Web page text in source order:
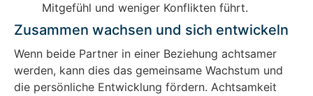
Mitgefühl und weniger Konflikten führt.
Zusammen wachsen und sich entwickeln
Wenn beide Partner in einer Beziehung achtsamer
werden, kann dies das gemeinsame Wachstum und
die persönliche Entwicklung fördern. Achtsamkeit